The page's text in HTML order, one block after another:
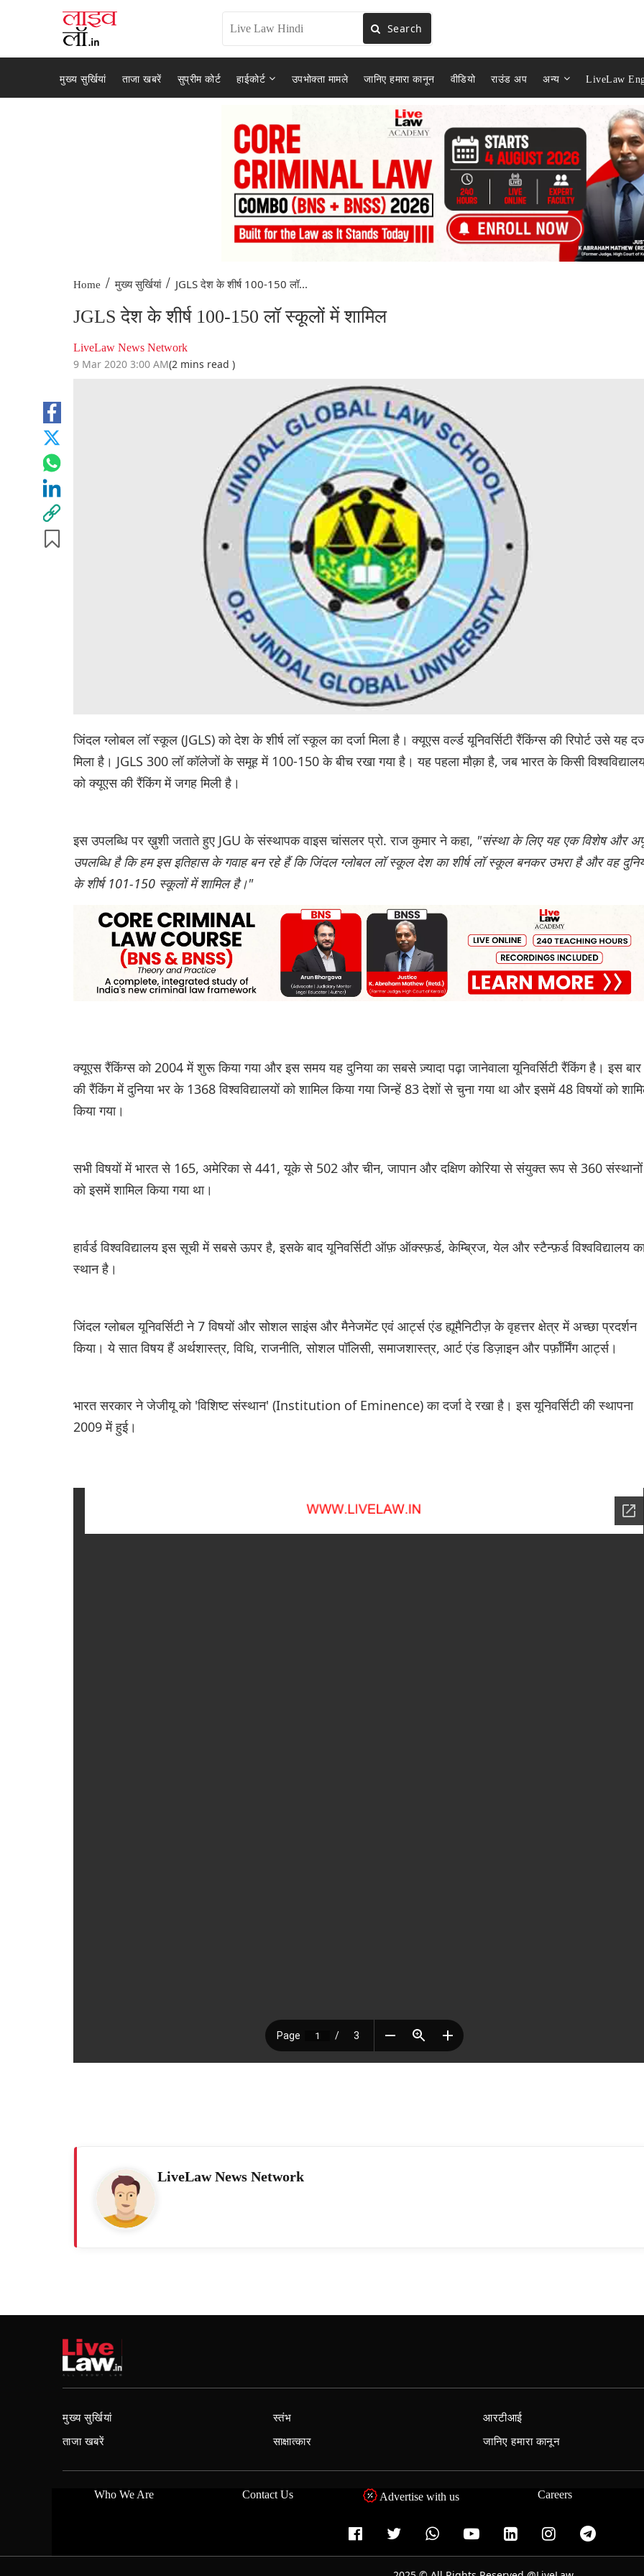
Search
मुख्य सुर्खियां ताजा खबरें सुप्रीम कोर्ट हाईकोर्ट उपभोक्ता मामले जानिए हमारा कानून वीडियो राउंड अप अन्य LiveLaw
Home / मुख्य सुर्खियां / JGLS देश के शीर्ष 100-150 लॉ...
JGLS देश के शीर्ष 100-150 लॉ स्कूलों में शामिल
LiveLaw News Network
9 Mar 2020 3:00 AM(2 mins read )
जिंदल ग्लोबल लॉ स्कूल (JGLS) को देश के शीर्ष लॉ स्कूल का दर्जा मिला है। क्यूएस वर्ल्ड यूनिवर्सिटी रैंकिंग्स की रिपोर्ट उसे यह
मिला है। JGLS 300 लॉ कॉलेजों के समूह में 100-150 के बीच रखा गया है। यह पहला मौक़ा है, जब भारत के किसी
को क्यूएस की रैंकिंग में जगह मिली है।
इस उपलब्धि पर ख़ुशी जताते हुए JGU के संस्थापक वाइस चांसलर प्रो. राज कुमार ने कहा, "संस्था के लिए यह एक विशेष और
उपलब्धि है कि हम इस इतिहास के गवाह बन रहे हैं कि जिंदल ग्लोबल लॉ स्कूल देश का शीर्ष लॉ स्कूल बनकर उभरा है और वह
के शीर्ष 101-150 स्कूलों में शामिल है।"
क्यूएस रैंकिंग्स को 2004 में शुरू किया गया और इस समय यह दुनिया का सबसे ज़्यादा पढ़ा जानेवाला यूनिवर्सिटी रैंकिंग है। इस बार
की रैंकिंग में दुनिया भर के 1368 विश्वविद्यालयों को शामिल किया गया जिन्हें 83 देशों से चुना गया था और इसमें 48 विषयों को
किया गया।
सभी विषयों में भारत से 165, अमेरिका से 441, यूके से 502 और चीन, जापान और दक्षिण कोरिया से संयुक्त रूप से 360 संस्थानों
को इसमें शामिल किया गया था।
हार्वर्ड विश्वविद्यालय इस सूची में सबसे ऊपर है, इसके बाद यूनिवर्सिटी ऑफ़ ऑक्स्फ़र्ड, केम्ब्रिज, येल और स्टैन्फ़र्ड विश्वविद्यालय
स्थान है।
जिंदल ग्लोबल यूनिवर्सिटी ने 7 विषयों और सोशल साइंस और मैनेजमेंट एवं आर्ट्स एंड ह्यूमैनिटीज़ के वृहत्तर क्षेत्र में अच्छा प्रदर्शन
किया। ये सात विषय हैं अर्थशास्त्र, विधि, राजनीति, सोशल पॉलिसी, समाजशास्त्र, आर्ट एंड डिज़ाइन और पर्फ़ॉर्मिंग आर्ट्स।
भारत सरकार ने जेजीयू को 'विशिष्ट संस्थान' (Institution of Eminence) का दर्जा दे रखा है। इस यूनिवर्सिटी की स्थापना
2009 में हुई।
LiveLaw News Network
मुख्य सुर्खियां
ताजा खबरें
स्तंभ
साक्षात्कार
आरटीआई
जानिए हमारा कानून
Who We Are Contact Us Advertise with us Careers